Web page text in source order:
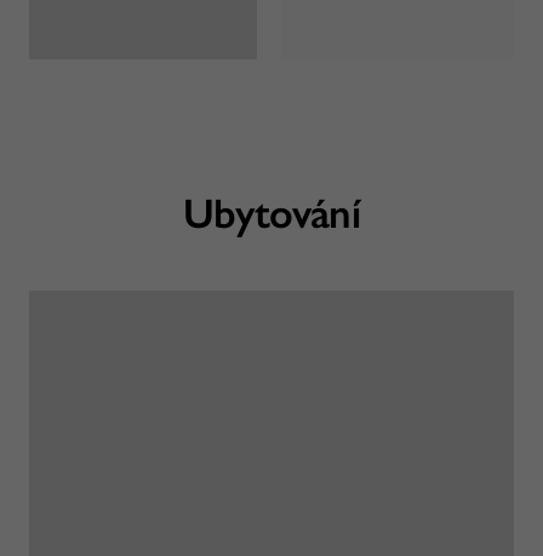
Ubytování